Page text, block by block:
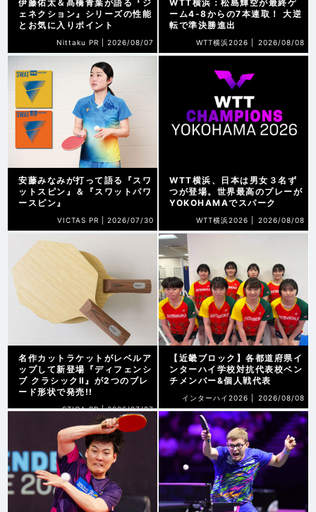
伊藤佑太＆髙橋青葉が語る『ジ
ェネクション』シリーズの性能
とお気に入りポイント
Nittaku PR | 2026/08/07
WTT横浜：松島輝空が最終ゲ
ーム4-8からの7本連取！ 大逆
転で準決勝進出
WTT横浜2026 | 2026/08/08
安藤みなみが打って語る『スワ
ットスピン』＆『スワットパワ
ースピン』
VICTAS PR | 2026/07/30
WTT横浜、日本は男女３名ず
つが登場。世界最高のプレーが
YOKOHAMAでスパーク
WTT横浜2026 | 2026/08/08
名作カットラケットがレベルア
ップして新登場『ディフェンシ
ブ クラシックⅡ』が2つのブレ
ード形状で発売!!
STIGA PR |2026/07/27
【近畿ブロック】各都道府県イ
ンターハイ学校対抗代表校ベン
チメンバー&個人戦代表
インターハイ2026 | 2026/08/08